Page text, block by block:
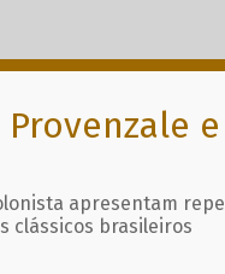
apresentam
clássicos brasileiros